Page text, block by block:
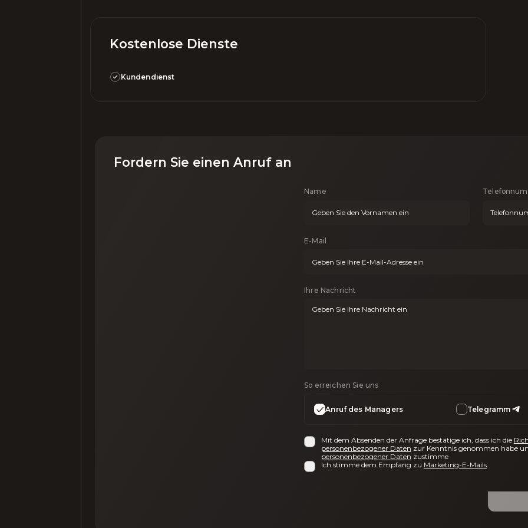
Kostenlose Dienste
Kundendienst
Fordern Sie einen Anruf an
Name
E-Mail
Ihre Nachricht
So erreichen Sie uns
Anruf des Managers Telegramm
Mit dem Absenden der Anfrage bestätige ich, dass ich die
personenbezogener Daten zur Kenntnis genommen habe
personenbezogener Daten zustimme
Ich stimme dem Empfang zu Marketing-E-Mails.